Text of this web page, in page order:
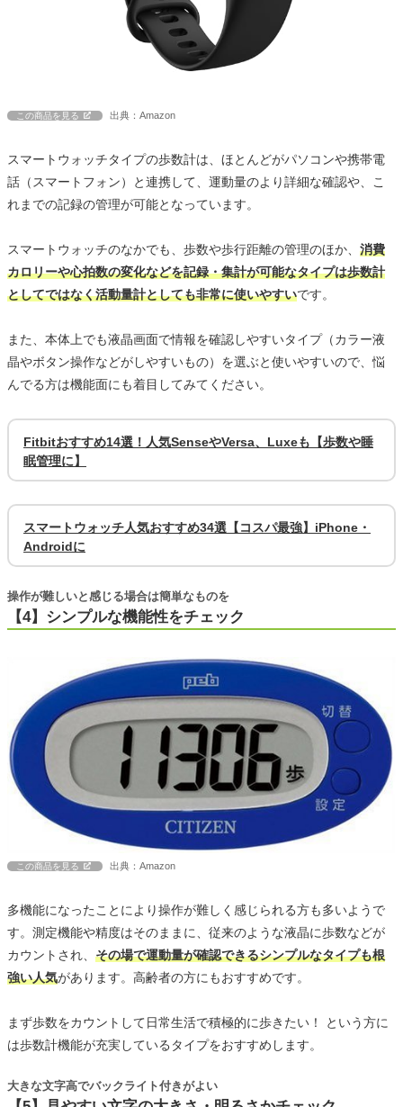
この商品を見る 出典：Amazon
スマートウォッチタイプの歩数計は、ほとんどがパソコンや携帯電
話（スマートフォン）と連携して、運動量のより詳細な確認や、こ
れまでの記録の管理が可能となっています。
スマートウォッチのなかでも、歩数や歩行距離の管理のほか、 消費
カロリーや心拍数の変化などを記録・集計が可能なタイプは歩数計
としてではなく活動量計としても非常に使いやすいです。
また、本体上でも液晶画面で情報を確認しやすいタイプ（カラー液
晶やボタン操作などがしやすいもの）を選ぶと使いやすいので、悩
んでる方は機能面にも着目してみてください。
Fitbitおすすめ14選！人気SenseやVersa、Luxeも【歩数や睡
眠管理に】
スマートウォッチ人気おすすめ34選【コスパ最強】iPhone・
Androidに
【4】シンプルな機能性をチェック
操作が難しいと感じる場合は簡単なものを
この商品を見る 出典：Amazon
多機能になったことにより操作が難しく感じられる方も多いようで
す。測定機能や精度はそのままに、従来のような液晶に歩数などが
カウントされ、 その場で運動量が確認できるシンプルなタイプも根
強い人気があります。高齢者の方にもおすすめです。
まず歩数をカウントして日常生活で積極的に歩きたい！ という方に
は歩数計機能が充実しているタイプをおすすめします。
大きな文字高でバックライト付きがよい